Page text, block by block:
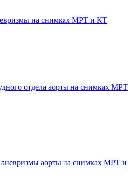
на снимках МРТ и КТ
отдела аорты на снимках МРТ
аневризмы аорты на снимках МРТ и